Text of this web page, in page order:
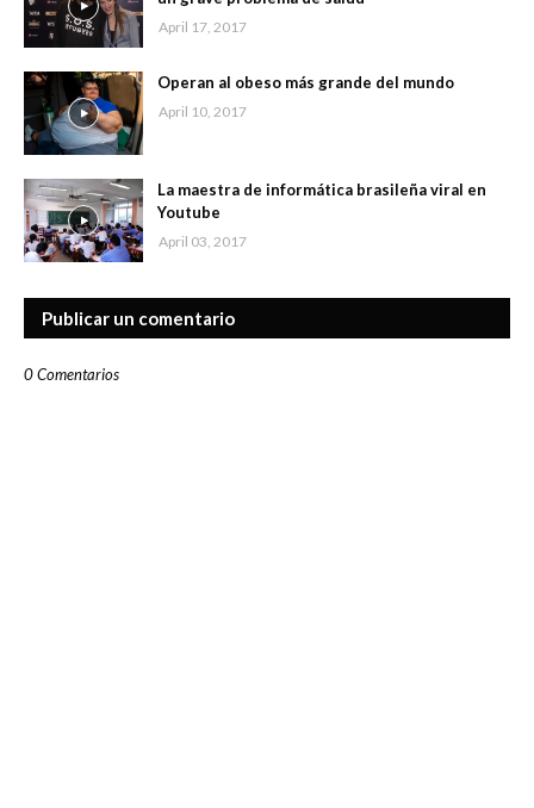
April 17, 2017
Operan al obeso más grande del mundo
April 10, 2017
La maestra de informática brasileña viral en
Youtube
April 03, 2017
Publicar un comentario
0 Comentarios